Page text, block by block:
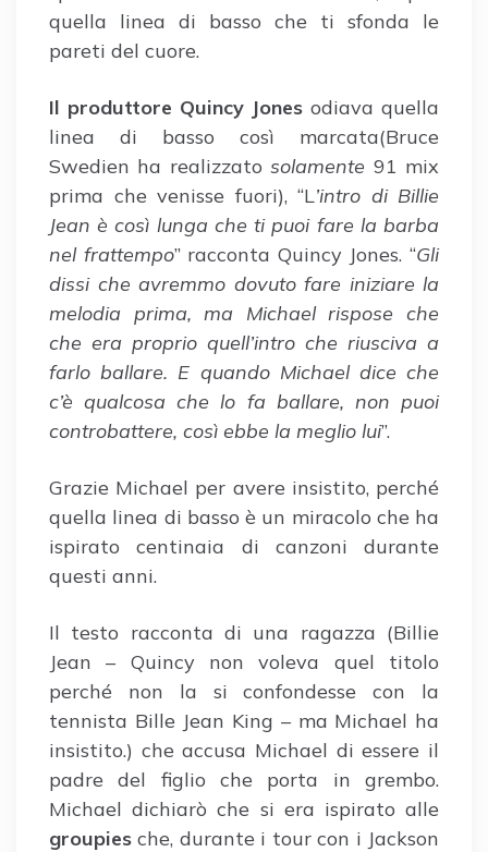
quella linea di basso che ti sfonda le
pareti del cuore.
Il produttore Quincy Jones odiava quella
linea di basso così marcata(Bruce
Swedien ha realizzatosolamente 91 mix
prima che venisse fuori), “L’intro di Billie
Jean è così lunga che ti puoi fare la barba
nel frattempo” racconta Quincy Jones. “Gli
dissi che avremmo dovuto fare iniziare la
melodia prima, ma Michael rispose che
che era proprio quell’intro che riusciva a
farlo ballare. E quando Michael dice che
c’è qualcosa che lo fa ballare, non puoi
controbattere, così ebbe la meglio lui”.
Grazie Michael per avere insistito, perché
quella linea di basso è un miracolo che ha
ispirato centinaia di canzoni durante
questi anni.
Il testo racconta di una ragazza (Billie
Jean – Quincy non voleva quel titolo
perché non la si confondesse con la
tennista Bille Jean King – ma Michael ha
insistito.) che accusa Michael di essere il
padre del figlio che porta in grembo.
Michael dichiarò che si era ispirato alle
groupies che, durante i tour con i Jackson